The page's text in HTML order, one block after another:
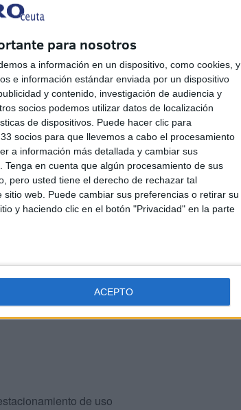
para nosotros
a información en un dispositivo, como cookies, y
e información estándar enviada por un dispositivo
y contenido, investigación de audiencia y
socios podemos utilizar datos de localización
de dispositivos. Puede hacer clic para
socios para que llevemos a cabo el procesamiento
a información más detallada y cambiar sus
Tenga en cuenta que algún procesamiento de sus
pero usted tiene el derecho de rechazar tal
web. Puede cambiar sus preferencias o retirar su
y haciendo clic en el botón "Privacidad" en la parte
ACEPTO
de uso